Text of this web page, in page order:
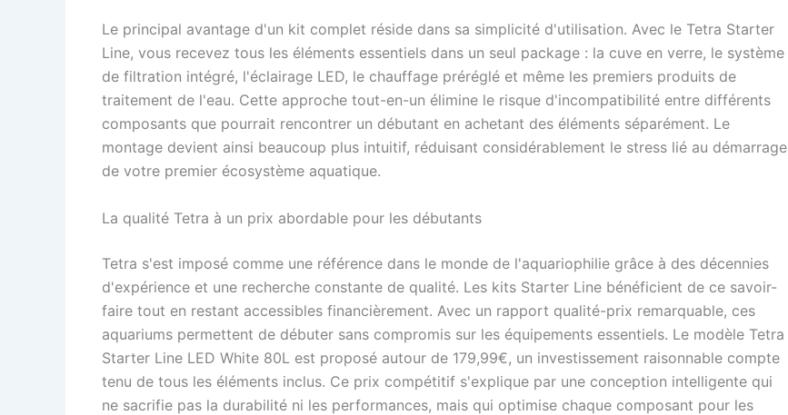
Le principal avantage d'un kit complet réside dans sa simplicité d'utilisation. Avec le Tetra Starter
Line, vous recevez tous les éléments essentiels dans un seul package : la cuve en verre, le système
de filtration intégré, l'éclairage LED, le chauffage préréglé et même les premiers produits de
traitement de l'eau. Cette approche tout-en-un élimine le risque d'incompatibilité entre différents
composants que pourrait rencontrer un débutant en achetant des éléments séparément. Le
montage devient ainsi beaucoup plus intuitif, réduisant considérablement le stress lié au démarrage
de votre premier écosystème aquatique.
La qualité Tetra à un prix abordable pour les débutants
Tetra s'est imposé comme une référence dans le monde de l'aquariophilie grâce à des décennies
d'expérience et une recherche constante de qualité. Les kits Starter Line bénéficient de ce savoir-
faire tout en restant accessibles financièrement. Avec un rapport qualité-prix remarquable, ces
aquariums permettent de débuter sans compromis sur les équipements essentiels. Le modèle Tetra
Starter Line LED White 80L est proposé autour de 179,99€, un investissement raisonnable compte
tenu de tous les éléments inclus. Ce prix compétitif s'explique par une conception intelligente qui
ne sacrifie pas la durabilité ni les performances, mais qui optimise chaque composant pour les